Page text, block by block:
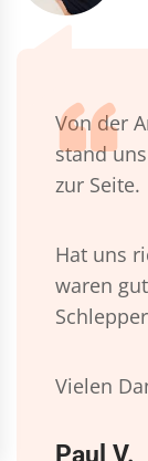
Von der
stand
zur Seite.
Hat uns
waren
Vielen
Paul V.